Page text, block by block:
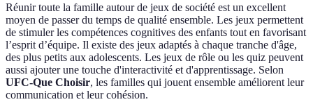
Réunir toute la famille autour de jeux de société est un excellent
moyen de passer du temps de qualité ensemble. Les jeux permettent
de stimuler les compétences cognitives des enfants tout en favorisant
l’esprit d’équipe. Il existe des jeux adaptés à chaque tranche d'âge,
des plus petits aux adolescents. Les jeux de rôle ou les quiz peuvent
aussi ajouter une touche d'interactivité et d'apprentissage. Selon
UFC-Que Choisir, les familles qui jouent ensemble améliorent leur
communication et leur cohésion.